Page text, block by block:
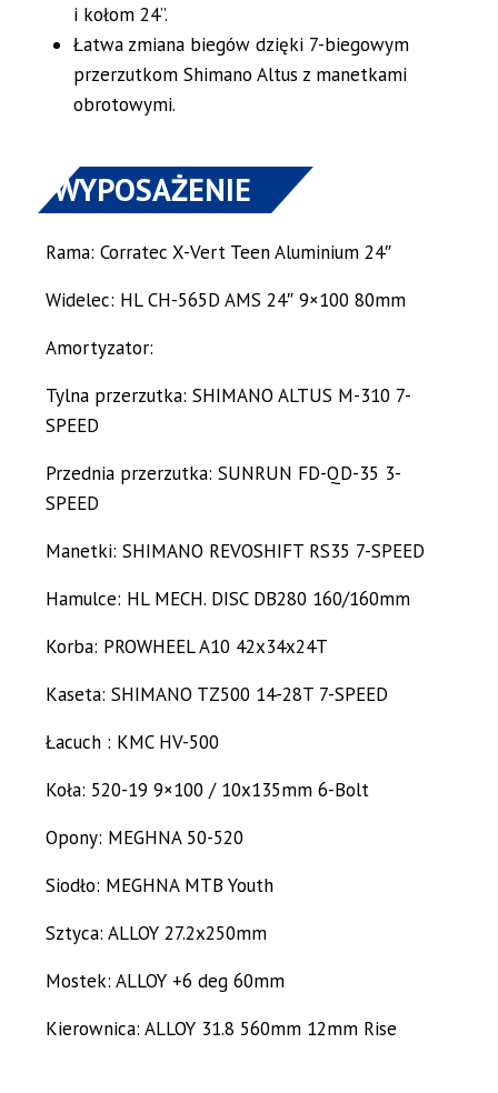
i kołom 24”.
Łatwa zmiana biegów dzięki 7-biegowym
przerzutkom Shimano Altus z manetkami
obrotowymi.
WYPOSAŻENIE
Rama: Corratec X-Vert Teen Aluminium 24″
Widelec: HL CH-565D AMS 24″ 9×100 80mm
Amortyzator:
Tylna przerzutka: SHIMANO ALTUS M-310 7-
SPEED
Przednia przerzutka: SUNRUN FD-QD-35 3-
SPEED
Manetki: SHIMANO REVOSHIFT RS35 7-SPEED
Hamulce: HL MECH. DISC DB280 160/160mm
Korba: PROWHEEL A10 42x34x24T
Kaseta: SHIMANO TZ500 14-28T 7-SPEED
Łacuch : KMC HV-500
Koła: 520-19 9×100 / 10x135mm 6-Bolt
Opony: MEGHNA 50-520
Siodło: MEGHNA MTB Youth
Sztyca: ALLOY 27.2x250mm
Mostek: ALLOY +6 deg 60mm
Kierownica: ALLOY 31.8 560mm 12mm Rise